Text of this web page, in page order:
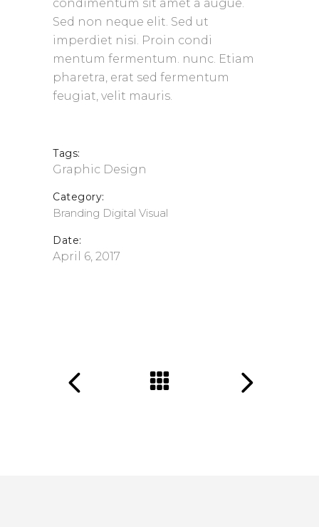
condimentum sit amet a augue.
Sed non neque elit. Sed ut
imperdiet nisi. Proin condi
mentum fermentum. nunc. Etiam
pharetra, erat sed fermentum
feugiat, velit mauris.
Tags:
Graphic Design
Category:
Branding Digital Visual
Date:
April 6, 2017